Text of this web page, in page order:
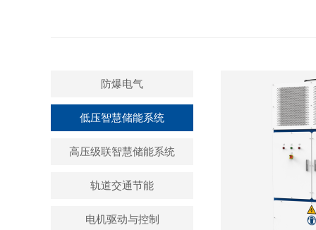
防爆电气
低压智慧储能系统
高压级联智慧储能系统
轨道交通节能
电机驱动与控制